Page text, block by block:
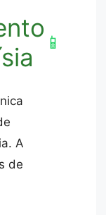
📱
A
de